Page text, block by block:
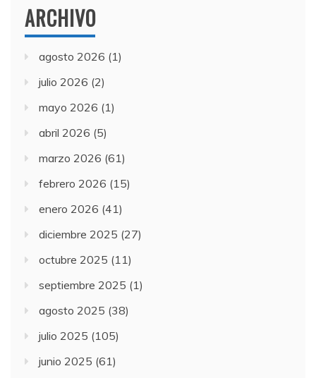
ARCHIVO
agosto 2026 (1)
julio 2026 (2)
mayo 2026 (1)
abril 2026 (5)
marzo 2026 (61)
febrero 2026 (15)
enero 2026 (41)
diciembre 2025 (27)
octubre 2025 (11)
septiembre 2025 (1)
agosto 2025 (38)
julio 2025 (105)
junio 2025 (61)